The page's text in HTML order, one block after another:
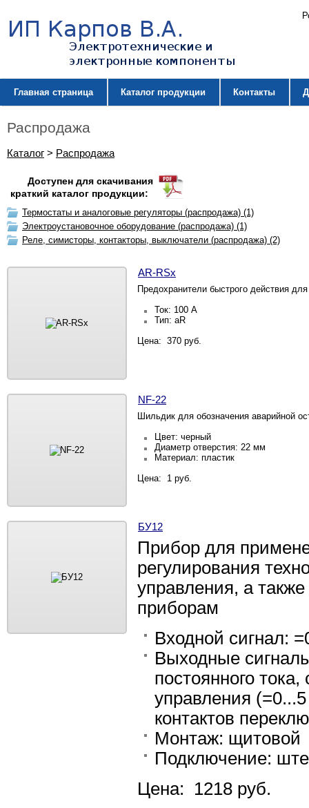
Главная страница Каталог продукции Контакты
Распродажа
Каталог > Распродажа
Доступен для скачивания
краткий каталог продукции:
Термостаты и аналоговые регуляторы (распродажа) (1)
Электроустановочное оборудование (распродажа) (1)
Реле, симисторы, контакторы, выключатели (распродажа) (2)
AR-RSx
Предохранители быстрого действия
Ток: 100 А
Тип: aR
Цена: 370 руб.
NF-22
Шильдик для обозначения аварийной
Цвет: черный
Диаметр отверстия: 22 мм
Материал: пластик
Цена: 1 руб.
БУ12
Прибор для
регулирования
управления, а
приборам
Входной сигнал:
Выходные
постоянного
управления
контактов
Монтаж: щитовой
Подключение:
Цена: 1218 руб.